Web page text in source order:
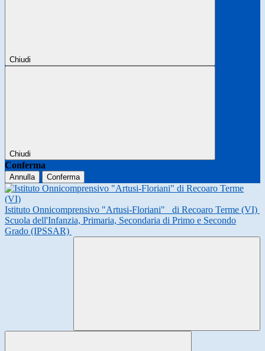
Chiudi
Chiudi
Conferma
Annulla Conferma
Istituto Onnicomprensivo "Artusi-Floriani"
di Recoaro Terme (VI)
Scuola dell'Infanzia, Primaria, Secondaria di Primo e Secondo
Grado (IPSSAR)